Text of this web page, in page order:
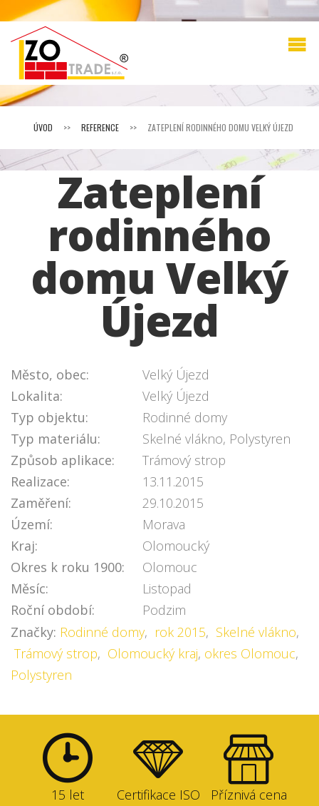
ÚVOD >> REFERENCE >> ZATEPLENÍ RODINNÉHO DOMU VELKÝ ÚJEZD
Zateplení
rodinného
domu Velký
Újezd
Město, obec:
Velký Újezd
Lokalita:
Velký Újezd
Typ objektu:
Rodinné domy
Typ materiálu:
Skelné vlákno, Polystyren
Způsob aplikace:
Trámový strop
Realizace:
13.11.2015
Zaměření:
29.10.2015
Území:
Morava
Kraj:
Olomoucký
Okres k roku 1900:
Olomouc
Měsíc:
Listopad
Roční období:
Podzim
Značky: Rodinné domy, rok 2015, Skelné vlákno,
Trámový strop, Olomoucký kraj, okres Olomouc,
Polystyren
15 let
Certifikace ISO Příznivá cena